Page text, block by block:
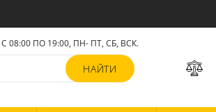
С 08:00 ПО 19:00, ПН- ПТ, СБ, ВСК.